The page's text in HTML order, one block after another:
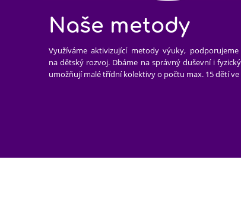
Naše metody
Využíváme aktivizující metody výuky,
na dětský rozvoj. Dbáme na správný duševní i
umožňují malé třídní kolektivy o počtu max. 15 dětí